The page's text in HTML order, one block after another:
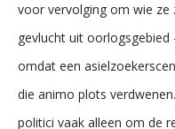
voor vervolging om wie
gevlucht uit oorlogsgebied
omdat een
die animo plots
politici vaak alleen om de